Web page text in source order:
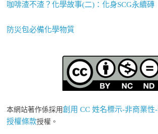
咖啡渣不渣？化學故事(二)：化身SCG永續磚
防災包必備化學物質
本網站著作係採用創用 CC 姓名標示-非商業性
授權條款授權。